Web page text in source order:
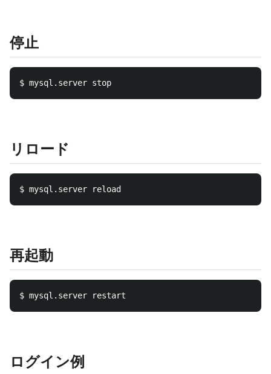
停止
リロード
再起動
ログイン例